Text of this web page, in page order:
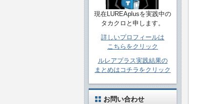
現在LUREAplusを実践中の
タカクロと申します。
詳しいプロフィールは
こちらをクリック
ルレアプラス実践結果の
まとめはコチラをクリック
お問い合わせ